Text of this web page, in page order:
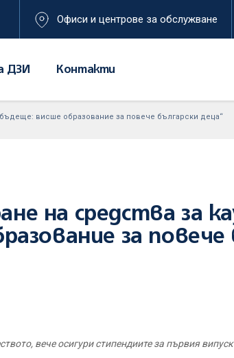
Офиси и центрове за обслужване
ДЗИ Контакти
висше образование за повече български деца“
на средства за
за повече
вече осигури стипендиите за първия